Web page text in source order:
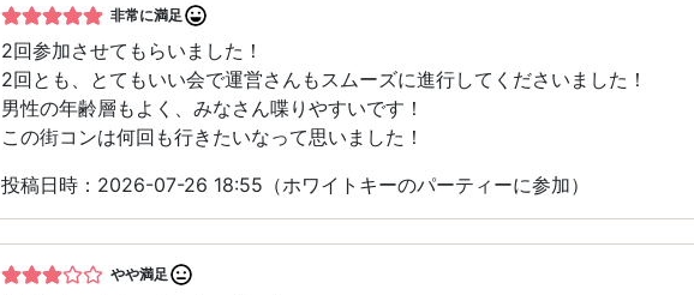
非常に満足
2回参加させてもらいました！
2回とも、とてもいい会で運営さんもスムーズに進行してくださいました！
男性の年齢層もよく、みなさん喋りやすいです！
この街コンは何回も行きたいなって思いました！
投稿日時：2026-07-26 18:55（ホワイトキーのパーティーに参加）
やや満足